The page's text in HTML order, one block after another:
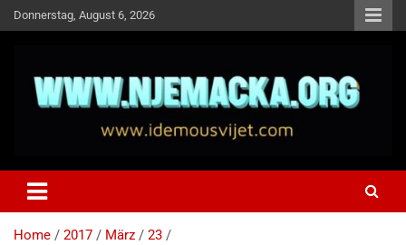
Skip
to
Donnerstag, August 6, 2026
Idemo u Svijet-Njemacka!
Home 2017 März
23